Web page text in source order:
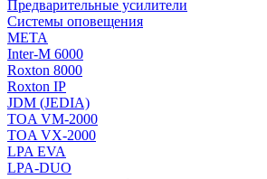
Предварительные усилители
Системы оповещения
МЕТА
Inter-M 6000
Roxton 8000
Roxton IP
JDM (JEDIA)
TOA VM-2000
TOA VX-2000
LPA EVA
LPA-DUO